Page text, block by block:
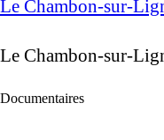
Le Chambon-sur-
Le Chambon-sur-
Documentaires